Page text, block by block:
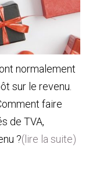
normalement
sur le revenu.
faire
de TVA,
?(lire la suite)